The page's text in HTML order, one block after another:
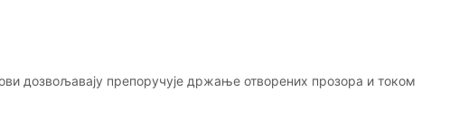
дозвољавају препоручује држање отворених прозора и током